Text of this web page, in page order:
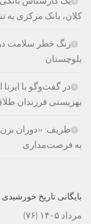
کلان، بانک مرکزی به
زنگ خطر سلامت
بلوچستان
بهزیستی فرزندان
ظریف: «دوران
به فرصت‌مداری
بایگانی تاریخ خورشیدی
مرداد ۱۴۰۵
(۷۶)